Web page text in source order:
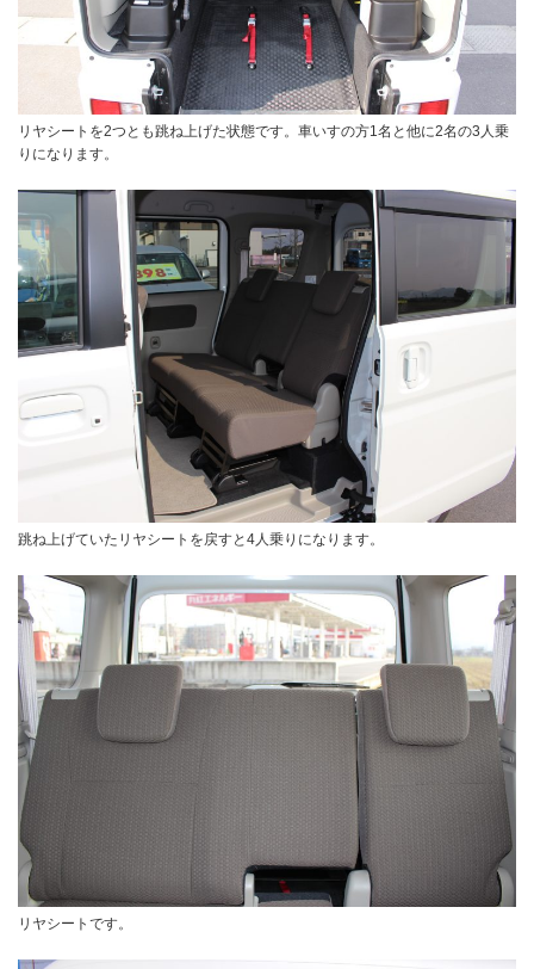
リヤシートを2つとも跳ね上げた状態です。車いすの方1名と他に2名の3人乗
りになります。
跳ね上げていたリヤシートを戻すと4人乗りになります。
リヤシートです。